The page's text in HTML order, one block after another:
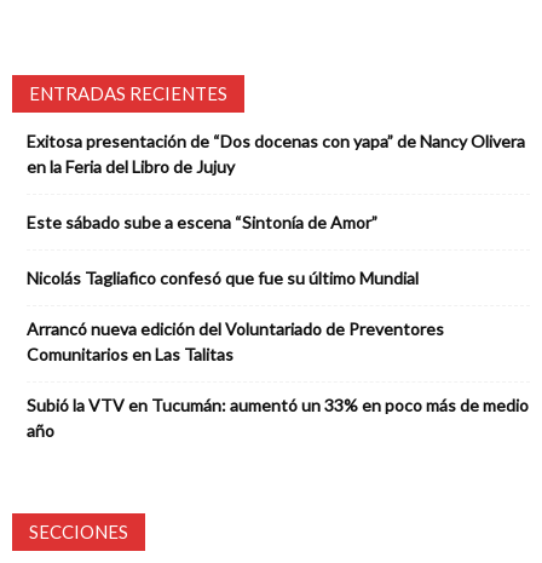
ENTRADAS RECIENTES
Exitosa presentación de “Dos docenas con yapa” de Nancy Olivera
en la Feria del Libro de Jujuy
Este sábado sube a escena “Sintonía de Amor”
Nicolás Tagliafico confesó que fue su último Mundial
Arrancó nueva edición del Voluntariado de Preventores
Comunitarios en Las Talitas
Subió la VTV en Tucumán: aumentó un 33% en poco más de medio
año
SECCIONES